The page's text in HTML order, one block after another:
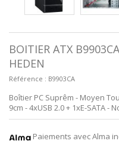
BOITIER ATX
HEDEN
Référence : B9903CA
Boîtier PC Suprêm - Moyen
9cm - 4xUSB 2.0 + 1xE-SATA -
Paiements avec Alma